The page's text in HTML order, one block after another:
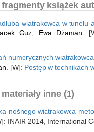
książek
wiatrakowca w
Guz Ewa Dżaman .
numerycznych
. [W]: Postęp w technikach
inne (1)
nośnego wiatrakowca
INAIR 2014, International